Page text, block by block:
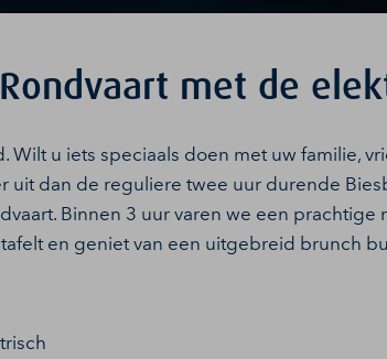
met de
Wilt u iets speciaals doen met uw familie,
uit dan de reguliere twee uur durende
Binnen 3 uur varen we een
en geniet van een uitgebreid brunch